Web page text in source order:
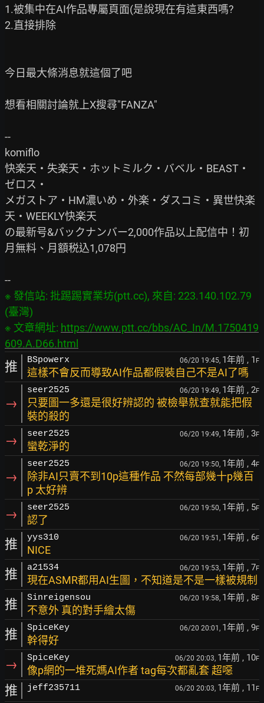
1.被集中在AI作品專屬頁面(是說現在有這東西嗎?
2.直接排除
今日最大條消息就這個了吧
想看相關討論就上X搜尋"FANZA"
--
komiflo
快楽天・失楽天・ホットミルク・バベル・BEAST・
ゼロス・
メガストア・HM濃いめ・外楽・ダスコミ・異世快楽
天・WEEKLY快楽天
の最新号&バックナンバー2,000作品以上配信中！初
月無料、月額税込1,078円
※ 發信站: 批踢踢實業坊(ptt.cc), 來自: 223.140.102.79
(臺灣)
※ 文章網址: https://www.ptt.cc/bbs/AC_In/M.1750419
609.A.D66.html
推 BSpowerx 06/20 19:45, 1年前 , 1 F
這樣不會反而導致AI作品都假裝自己不是AI了嗎
→
seer2525 06/20 19:49, 1年前 , 2F
只要圖一多還是很好辨認的 被檢舉就查就能把假
裝的殺的
→ seer2525 06/20 19:49, 1年前 , 3F
蠻乾淨的
→
seer2525 06/20 19:50, 1年前 , 4F
除非AI只賣不到10p這種作品 不然每部幾十p幾百
p 太好辨
→ seer2525 06/20 19:50, 1年前 , 5F
認了
推 yys310 06/20 19:51, 1年前 , 6F
NICE
推 a21534 06/20 19:53, 1年前 , 7F
現在ASMR都用AI生圖，不知道是不是一樣被規制
推 Sinreigensou 06/20 19:58, 1年前 , 8F
不意外 真的對手繪太傷
推 SpiceKey 06/20 20:01, 1年前 , 9F
幹得好
→ SpiceKey 06/20 20:03, 1年前 , 10F
像p網的一堆死媽AI作者 tag每次都亂套 超噁
推 jeff235711 06/20 20:03, 1年前 , 11 F